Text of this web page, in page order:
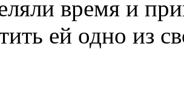
время и
ей одно из